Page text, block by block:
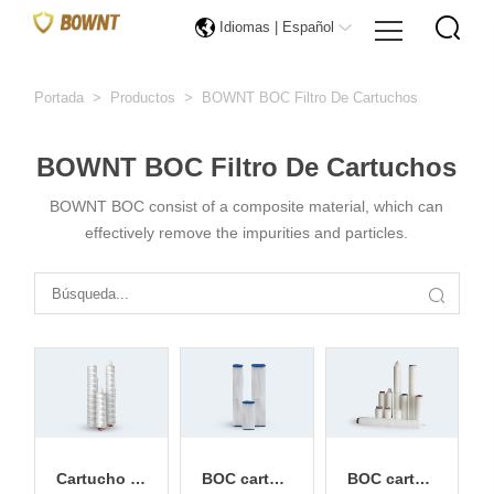
Idiomas | Español
Portada > Productos > BOWNT BOC Filtro De Cartuchos
BOWNT BOC Filtro De Cartuchos
BOWNT BOC consist of a composite material, which can
effectively remove the impurities and particles.
Cartucho d BOC cartuc BOC cartuc